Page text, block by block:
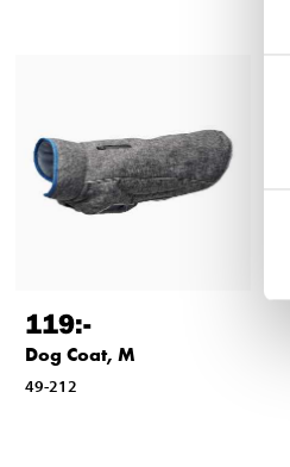
119:-
Dog Coat, M
49-212